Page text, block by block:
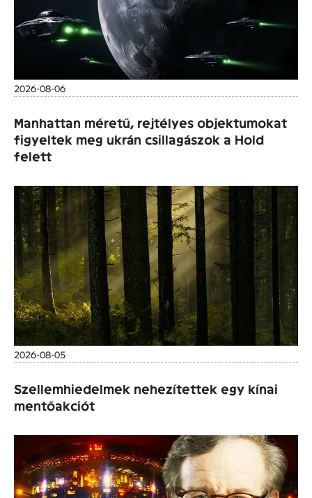
2026-08-06
Manhattan méretű, rejtélyes objektumokat
figyeltek meg ukrán csillagászok a Hold
felett
2026-08-05
Szellemhiedelmek nehezítettek egy kínai
mentőakciót